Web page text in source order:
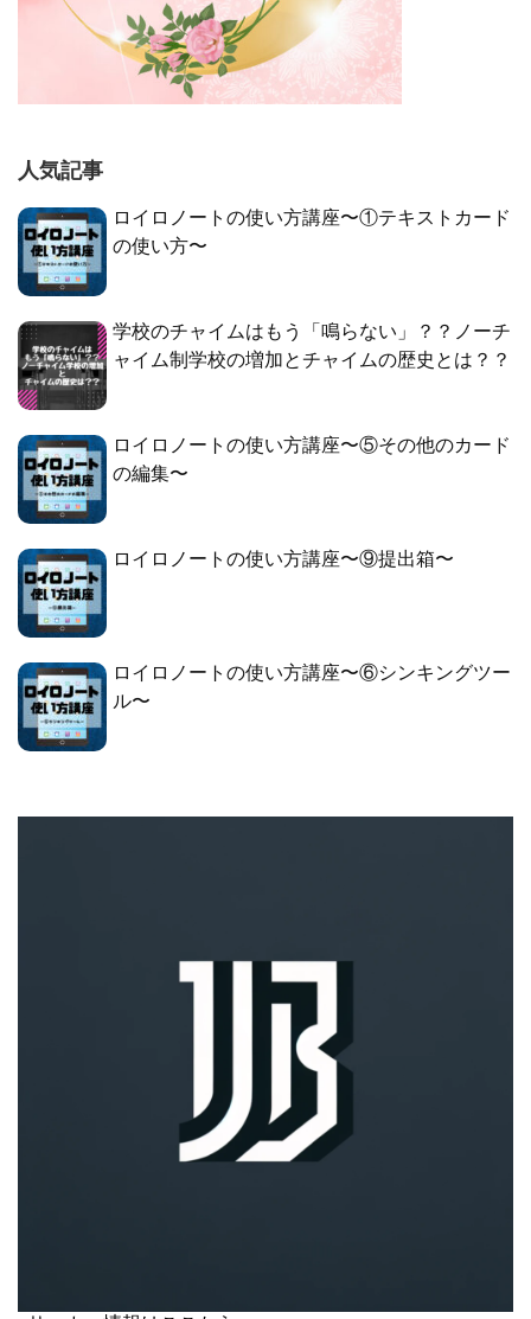
人気記事
ロイロノートの使い方講座〜①テキストカード
の使い方〜
学校のチャイムはもう「鳴らない」？？ノーチ
ャイム制学校の増加とチャイムの歴史とは？？
ロイロノートの使い方講座〜⑤その他のカード
の編集〜
ロイロノートの使い方講座〜⑨提出箱〜
ロイロノートの使い方講座〜⑥シンキングツー
ル〜